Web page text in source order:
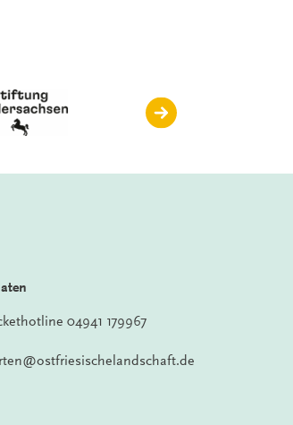
04941 179967